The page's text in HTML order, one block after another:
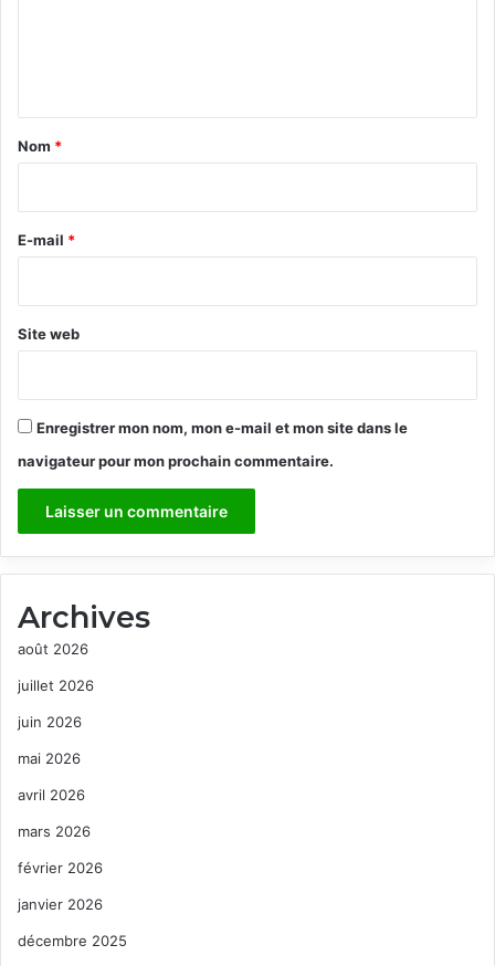
a
e
Nom *
E-mail *
Site web
Enregistrer mon nom, mon e-mail et mon site dans le
navigateur pour mon prochain commentaire.
Archives
août 2026
juillet 2026
juin 2026
mai 2026
avril 2026
mars 2026
février 2026
janvier 2026
décembre 2025